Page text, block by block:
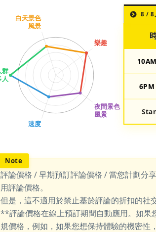
8 / 8
評論價格 / 早期預訂評論價格 / 當您計劃分
用評論價格。
但是，這不適用於禁止基於評論的折扣的社
**評論價格在線上預訂期間自動應用。如果
規價格，例如，如果您想保持體驗的機密性